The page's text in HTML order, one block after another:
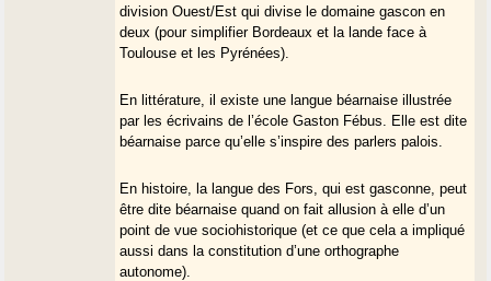
division Ouest/Est qui divise le domaine gascon en
deux (pour simplifier Bordeaux et la lande face à
Toulouse et les Pyrénées).
En littérature, il existe une langue béarnaise illustrée
par les écrivains de l’école Gaston Fébus. Elle est dite
béarnaise parce qu’elle s’inspire des parlers palois.
En histoire, la langue des Fors, qui est gasconne, peut
être dite béarnaise quand on fait allusion à elle d’un
point de vue sociohistorique (et ce que cela a impliqué
aussi dans la constitution d’une orthographe
autonome).